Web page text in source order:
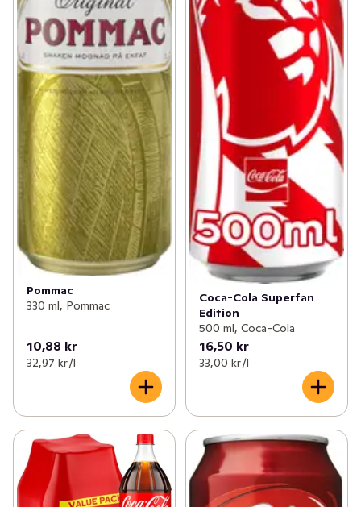
Pommac
330 ml, Pommac
10,88 kr
32,97 kr /l
Coca-Cola Superfan
Edition
500 ml, Coca-Cola
16,50 kr
33,00 kr /l